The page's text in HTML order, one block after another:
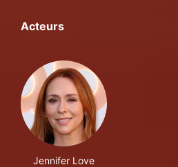
Acteurs
Jennifer Love